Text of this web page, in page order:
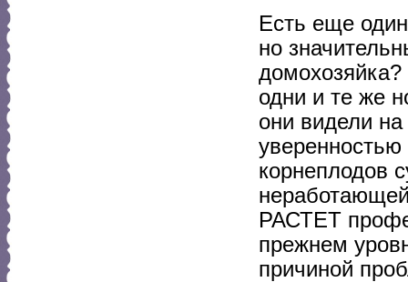
Есть еще
но
одни и те же
они видели
корнеплодов
РАСТЕТ
прежнем
причиной